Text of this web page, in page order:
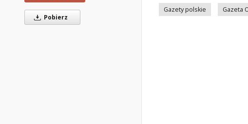
Pobierz
Gazety polskie
Gazeta